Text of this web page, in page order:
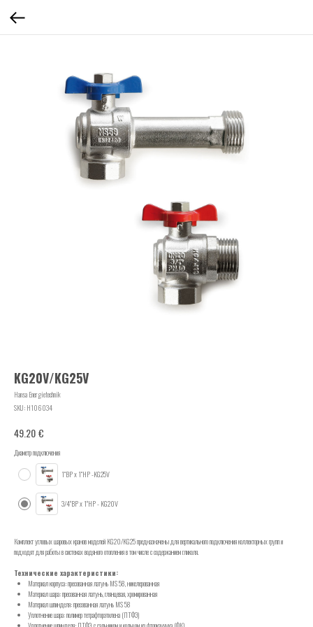
KG20V/KG25V
Hansa Energietechnik
SKU: Н106034
49.20€
Диаметр подключения
1“ВР х 1“НР -KG25V
3/4“ВР х 1“НР - KG20V
Комплект угловых шаровых кранов моделей KG20/KG25 предназначены для вертикального подключения коллекторных групп и
подходят для работы в системах водяного отопления в том числе с содержанием гликоля.
Технические характеристики:
Материал корпуса: пресованная латунь MS 58, никелерованная
Материал шара: пресованная латунь, глянцевая, хромированная
Материал шпинделя: пресованная латунь MS 58
Уплотнение шара: полимер тетрафторэтилена (ПТФЭ)